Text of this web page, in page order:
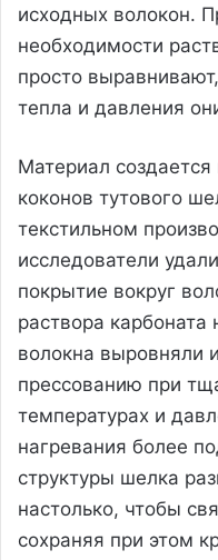
исходных волокон.
необходимости
просто
тепла и давления
Материал
коконов тутового
текстильном
исследователи
покрытие вокруг
раствора карбоната
волокна выровняли
прессованию при
температурах и
нагревания более
структуры шелка
настолько, чтобы
сохраняя при этом